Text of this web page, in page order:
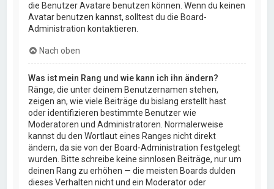
die Benutzer Avatare benutzen können. Wenn du keinen
Avatar benutzen kannst, solltest du die Board-
Administration kontaktieren.
Nach oben
Was ist mein Rang und wie kann ich ihn ändern?
Ränge, die unter deinem Benutzernamen stehen,
zeigen an, wie viele Beiträge du bislang erstellt hast
oder identifizieren bestimmte Benutzer wie
Moderatoren und Administratoren. Normalerweise
kannst du den Wortlaut eines Ranges nicht direkt
ändern, da sie von der Board-Administration festgelegt
wurden. Bitte schreibe keine sinnlosen Beiträge, nur um
deinen Rang zu erhöhen — die meisten Boards dulden
dieses Verhalten nicht und ein Moderator oder